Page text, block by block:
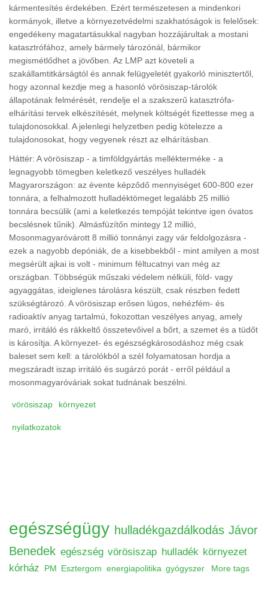
kármentesítés érdekében. Ezért természetesen a mindenkori
kormányok, illetve a környezetvédelmi szakhatóságok is felelősek:
engedékeny magatartásukkal nagyban hozzájárultak a mostani
katasztrófához, amely bármely tározónál, bármikor
megismétlődhet a jövőben. Az LMP azt követeli a
szakállamtitkárságtól és annak felügyeletét gyakorló minisztertől,
hogy azonnal kezdje meg a hasonló vörösiszap-tárolók
állapotának felmérését, rendelje el a szakszerű katasztrófa-
elhárítási tervek elkészítését, melynek költségét fizettesse meg a
tulajdonosokkal. A jelenlegi helyzetben pedig kötelezze a
tulajdonosokat, hogy vegyenek részt az elhárításban.
Háttér: A vörösiszap - a timföldgyártás mellékterméke - a
legnagyobb tömegben keletkező veszélyes hulladék
Magyarországon: az évente képződő mennyiséget 600-800 ezer
tonnára, a felhalmozott hulladéktömeget legalább 25 millió
tonnára becsülik (ami a keletkezés tempóját tekintve igen óvatos
becslésnek tűnik). Almásfüzítőn mintegy 12 millió,
Mosonmagyaróvárott 8 millió tonnányi zagy vár feldolgozásra -
ezek a nagyobb depóniák, de a kisebbekből - mint amilyen a most
megsérült ajkai is volt - minimum féltucatnyi van még az
országban. Többségük műszaki védelem nélküli, föld- vagy
agyaggátas, ideiglenes tárolásra készült, csak részben fedett
szükségtározó. A vörösiszap erősen lúgos, nehézfém- és
radioaktív anyag tartalmú, fokozottan veszélyes anyag, amely
maró, irritáló és rákkeltő összetevőivel a bőrt, a szemet és a tüdőt
is károsítja. A környezet- és egészségkárosodáshoz még csak
baleset sem kell: a tárolókból a szél folyamatosan hordja a
megszáradt iszap irritáló és sugárzó porát - erről például a
mosonmagyaróváriak sokat tudnának beszélni.
vörösiszap környezet
nyilatkozatok
egészségügy hulladékgazdálkodás Jávor
Benedek egészség vörösiszap hulladék környezet
kórház
PM Esztergom energiapolitika gyógyszer More tags